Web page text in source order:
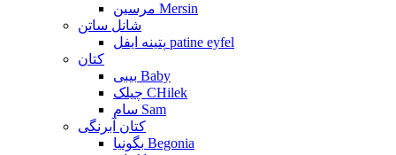
مرسین Mersin
شانل ساتن
پتینه ایفل patine eyfel
کتان
بیبی Baby
چیلک CHilek
سام Sam
کتان آبرنگی
بگونیا Begonia